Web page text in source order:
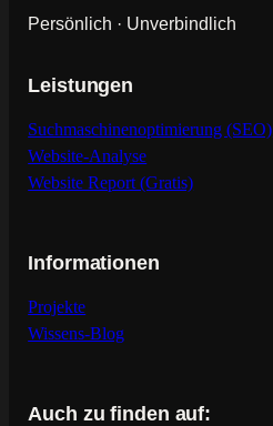
Persönlich · Unverbindlich
Leistungen
Suchmaschinenoptimierung (SEO)
Website-Analyse
Website Report (Gratis)
Informationen
Projekte
Wissens-Blog
Auch zu finden auf: